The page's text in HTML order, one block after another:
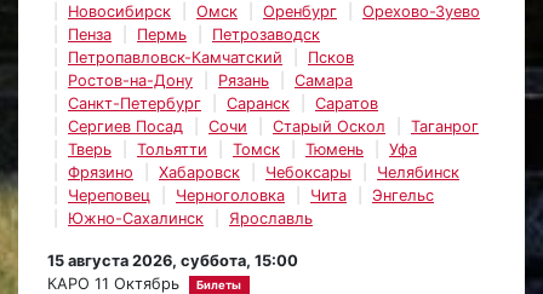
Новосибирск
Омск Оренбург
Орехово-Зуево
Пенза
Пермь
Петрозаводск
Петропавловск-Камчатский
Псков
Ростов-на-Дону
Рязань
Самара
Санкт-Петербург
Саранск
Саратов
Сергиев Посад
Сочи Старый Оскол
Таганрог
Тверь
Тольятти Томск Тюмень
Уфа
Фрязино
Хабаровск Чебоксары
Челябинск
Череповец
Черноголовка Чита
Энгельс
Южно-Сахалинск
Ярославль
15 августа 2026, суббота, 15:00
КАРО 11 Октябрь
Билеты